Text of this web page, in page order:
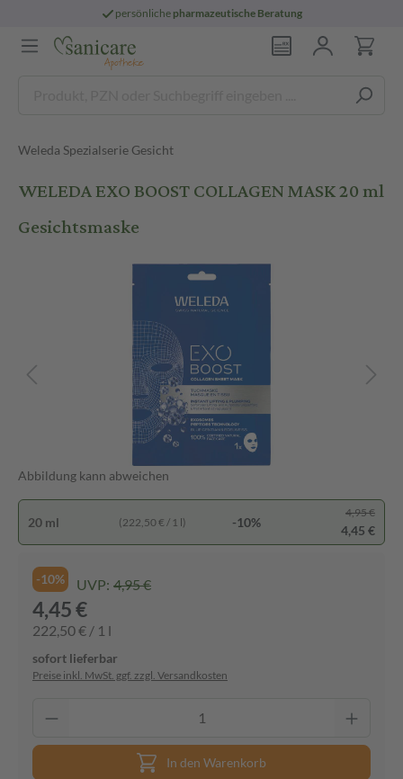
persönliche pharmazeutische Beratung
Weleda Spezialserie Gesicht
WELEDA EXO BOOST COLLAGEN MASK 20 ml
Gesichtsmaske
Abbildung kann abweichen
20 ml (222,50 € / 1 l) -10%
4,95 €
4,45 €
-10% UVP: 4,95 €
4,45 €
222,50 € / 1 l
sofort lieferbar
Preise inkl. MwSt. ggf. zzgl. Versandkosten
In den Warenkorb